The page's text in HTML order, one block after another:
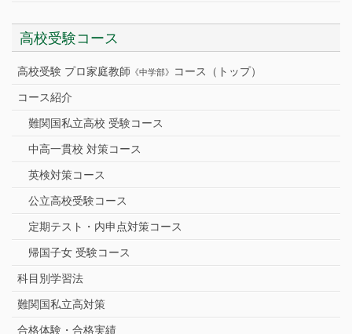
高校受験コース
高校受験 プロ家庭教師 《中学部》 コース（トップ）
コース紹介
難関国私立高校 受験コース
中高一貫校 対策コース
英検対策コース
公立高校受験コース
定期テスト・内申点対策コース
帰国子女 受験コース
科目別学習法
難関国私立高対策
合格体験・合格実績